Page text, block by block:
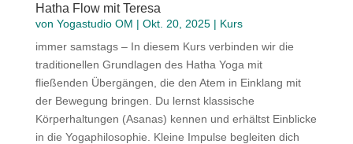
Hatha Flow mit Teresa
von Yogastudio OM | Okt. 20, 2025| Kurs
immer samstags – In diesem Kurs verbinden wir die
traditionellen Grundlagen des Hatha Yoga mit
fließenden Übergängen, die den Atem in Einklang mit
der Bewegung bringen. Du lernst klassische
Körperhaltungen (Asanas) kennen und erhältst Einblicke
in die Yogaphilosophie. Kleine Impulse begleiten dich